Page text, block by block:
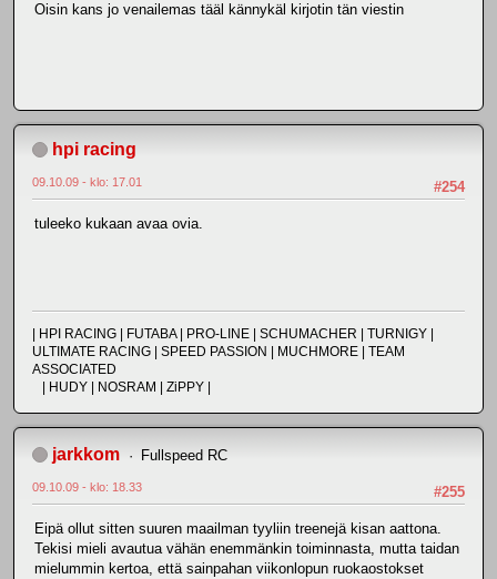
Oisin kans jo venailemas tääl kännykäl kirjotin tän viestin
hpi racing
#254
09.10.09 - klo: 17.01
tuleeko kukaan avaa ovia.
| HPI RACING | FUTABA | PRO-LINE | SCHUMACHER | TURNIGY |
ULTIMATE RACING | SPEED PASSION | MUCHMORE | TEAM
ASSOCIATED
| HUDY | NOSRAM | ZiPPY |
jarkkom Fullspeed RC
#255
09.10.09 - klo: 18.33
Eipä ollut sitten suuren maailman tyyliin treenejä kisan aattona.
Tekisi mieli avautua vähän enemmänkin toiminnasta, mutta taidan
mielummin kertoa, että sainpahan viikonlopun ruokaostokset